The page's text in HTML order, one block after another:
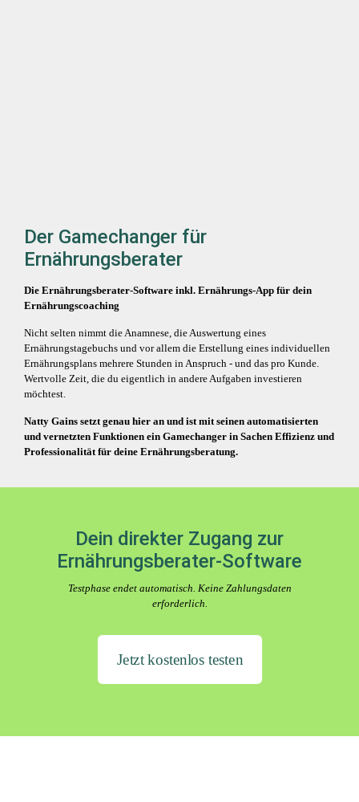
Der Gamechanger für
Ernährungsberater
Die Ernährungsberater-Software inkl. Ernährungs-App für dein
Ernährungscoaching
Nicht selten nimmt die Anamnese, die Auswertung eines
Ernährungstagebuchs und vor allem die Erstellung eines individuellen
Ernährungsplans mehrere Stunden in Anspruch - und das pro Kunde.
Wertvolle Zeit, die du eigentlich in andere Aufgaben investieren
möchtest.
Natty Gains setzt genau hier an und ist mit seinen automatisierten
und vernetzten Funktionen ein Gamechanger in Sachen Effizienz und
Professionalität für deine Ernährungsberatung.
Dein direkter Zugang zur
Ernährungsberater-Software
Testphase endet automatisch. Keine Zahlungsdaten
erforderlich.
Jetzt kostenlos testen